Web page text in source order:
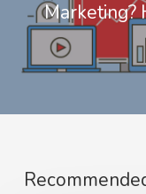
Marketing?